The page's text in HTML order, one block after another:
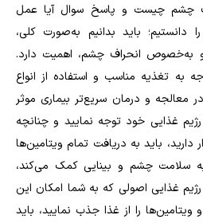
چشم چیست و پاسخ سوال آیا عمل
باید بدانیم به‌صورت کلی،
به‌‌خصوص انحراف چشم، اهمیت دارد.
به تغذیه مناسب و استفاده از انواع
معالجه و درمان سریع‌تر بیماری موثر
غذایی خود توجه نمایید و چنانچه
دارید، باید به دریافت تمام ویتامین‌ها
سلامت چشم و بینایی کمک می‌کند،
غذایی اصولی که به شما امکان این
را از غذا جذب نمایید، باید